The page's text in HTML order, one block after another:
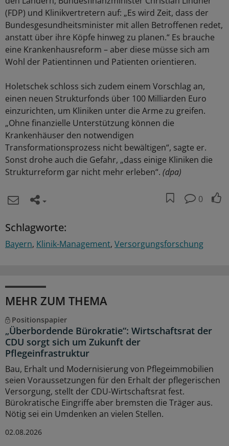
(FDP) und Klinikvertretern auf: „Es wird Zeit, dass der
Bundesgesundheitsminister mit allen Betroffenen redet,
anstatt über ihre Köpfe hinweg zu planen.“ Es brauche
eine Krankenhausreform – aber diese müsse sich am
Wohl der Patientinnen und Patienten orientieren.
Holetschek schloss sich zudem einem Vorschlag an,
einen neuen Strukturfonds über 100 Milliarden Euro
einzurichten, um Kliniken unter die Arme zu greifen.
„Ohne finanzielle Unterstützung können die
Krankenhäuser den notwendigen
Transformationsprozess nicht bewältigen“, sagte er.
Sonst drohe auch die Gefahr, „dass einige Kliniken die
Strukturreform gar nicht mehr erleben“. (dpa)
0
Schlagworte:
Bayern Klinik-Management Versorgungsforschung
MEHR ZUM THEMA
Positionspapier
„Überbordende Bürokratie“: Wirtschaftsrat der
CDU sorgt sich um Zukunft der
Pflegeinfrastruktur
Bau, Erhalt und Modernisierung von Pflegeimmobilien
seien Voraussetzungen für den Erhalt der pflegerischen
Versorgung, stellt der CDU-Wirtschaftsrat fest.
Bürokratische Eingriffe aber bremsten die Träger aus.
Nötig sei ein Umdenken an vielen Stellen.
02.08.2026